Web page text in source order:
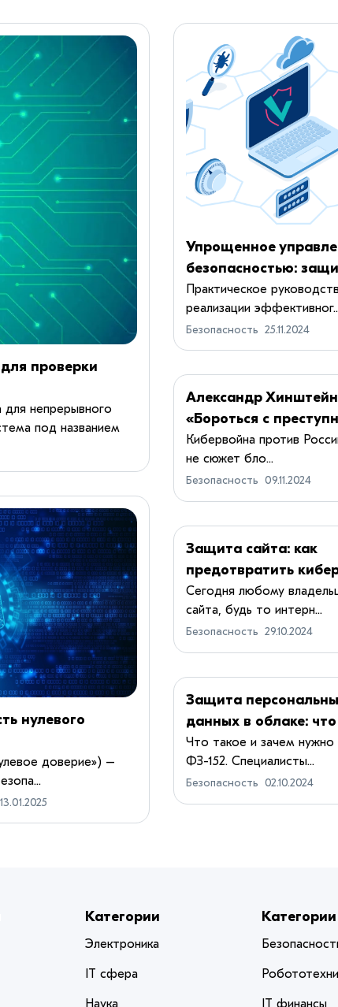
проверки
для непрерывного
под названием
нулевого
доверие») –
13.01.2025
Упрощенное
безопасностью:
ваших
приложений
Практическое
реализации
Безопасность 25.11.2024
Александр
«Бороться с
мало — важно
людей защищать
данные»
Кибервойна против
не сюжет бло...
Безопасность 09.11.2024
Защита сайта: как
предотвратить
сохранить данные в
безопасности
Сегодня любому
сайта, будь то интерн...
Безопасность 29.10.2024
Защита
данных в облаке:
знать по 152-ФЗ
Что такое и зачем нужно
ФЗ-152. Специалисты...
Безопасность 02.10.2024
Категории
Электроника
IT сфера
Наука
Категории
IT финансы